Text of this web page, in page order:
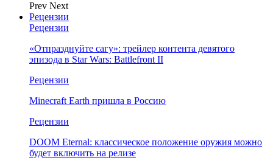
Prev Next
Рецензии
Рецензии
«Отпразднуйте сагу»: трейлер контента девятого
эпизода в Star Wars: Battlefront II
Рецензии
Minecraft Earth пришла в Россию
Рецензии
DOOM Eternal: классическое положение оружия можно
будет включить на релизе